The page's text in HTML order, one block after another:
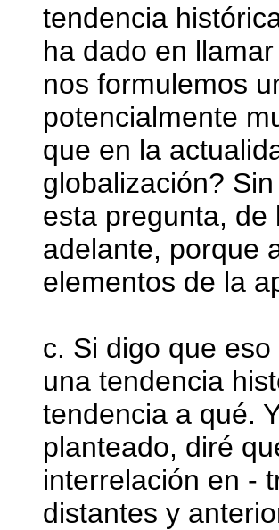
tendencia
ha dado en
nos formulemos
potencialmente
que en la
globalización?
esta pregunta, de
adelante, porque
elementos de la
c. Si digo que
una tendencia
tendencia a qué.
planteado, diré
interrelación en -
distantes y